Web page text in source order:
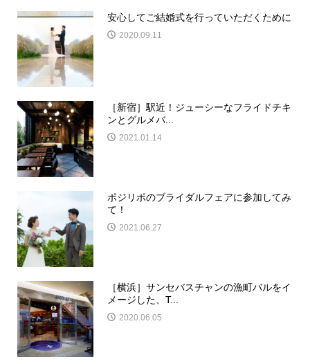
安心してご結婚式を行っていただくために
2020.09.11
［新宿］駅近！ジューシーなフライドチキ
ンとグルメバ...
2021.01.14
ポジリポのブライダルフェアに参加してみ
て！
2021.06.27
［横浜］サンセバスチャンの漁町バルをイ
メージした、T...
2020.06.05